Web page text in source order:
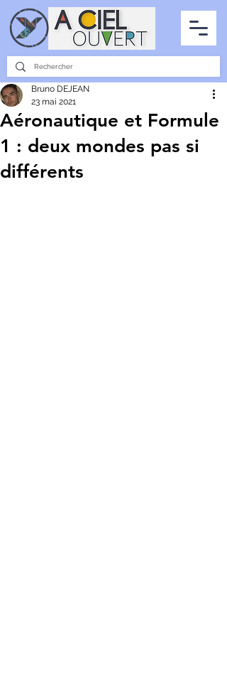
PARTENARIATS
INTERVIEWS LA PHOTO DU CIEL TOUS LES ARTICLES
Aéronautique et Formule
1 : deux mondes pas si
différents
Bruno DEJEAN
23 mai 2021